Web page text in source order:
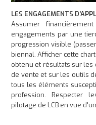
LES ENGAGEMENTS
Assumer
engagements par une
progression visible
biennal. Afficher cette
obtenu et résultats sur les
de vente et sur les outils
tous les éléments
profession. Respecter
pilotage de LCB en vue